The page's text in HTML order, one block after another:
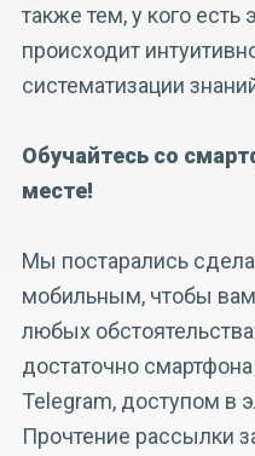
также тем, у кого
происходит
систематизации
Обучайтесь со
месте!
Мы постарались
мобильным, чтобы
любых
достаточно
Telegram, доступом в
Прочтение рассылки